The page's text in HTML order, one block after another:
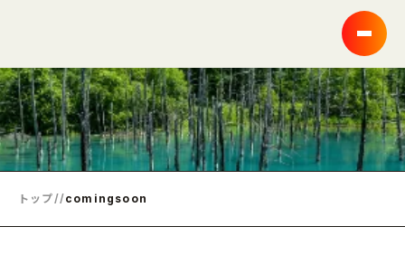
トップ//comingsoon